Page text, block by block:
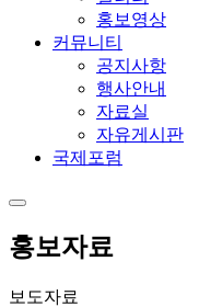
홍보영상
커뮤니티
공지사항
행사안내
자료실
자유게시판
국제포럼
홍보자료
보도자료